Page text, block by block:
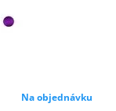
Na objednávku